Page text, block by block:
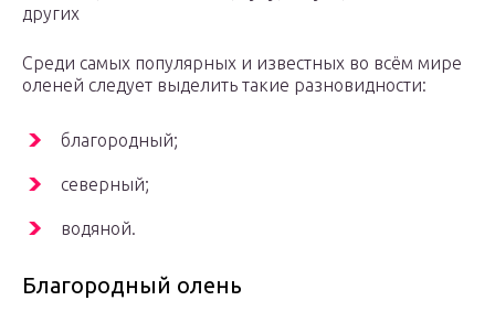
других
Среди самых популярных и известных во всём мире
оленей следует выделить такие разновидности:
благородный;
северный;
водяной.
Благородный олень